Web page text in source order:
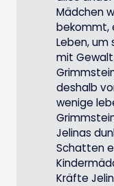
Mädchen
bekommt,
Leben,
mit
deshalb
wenige
Jelinas
Schatten
Kräfte